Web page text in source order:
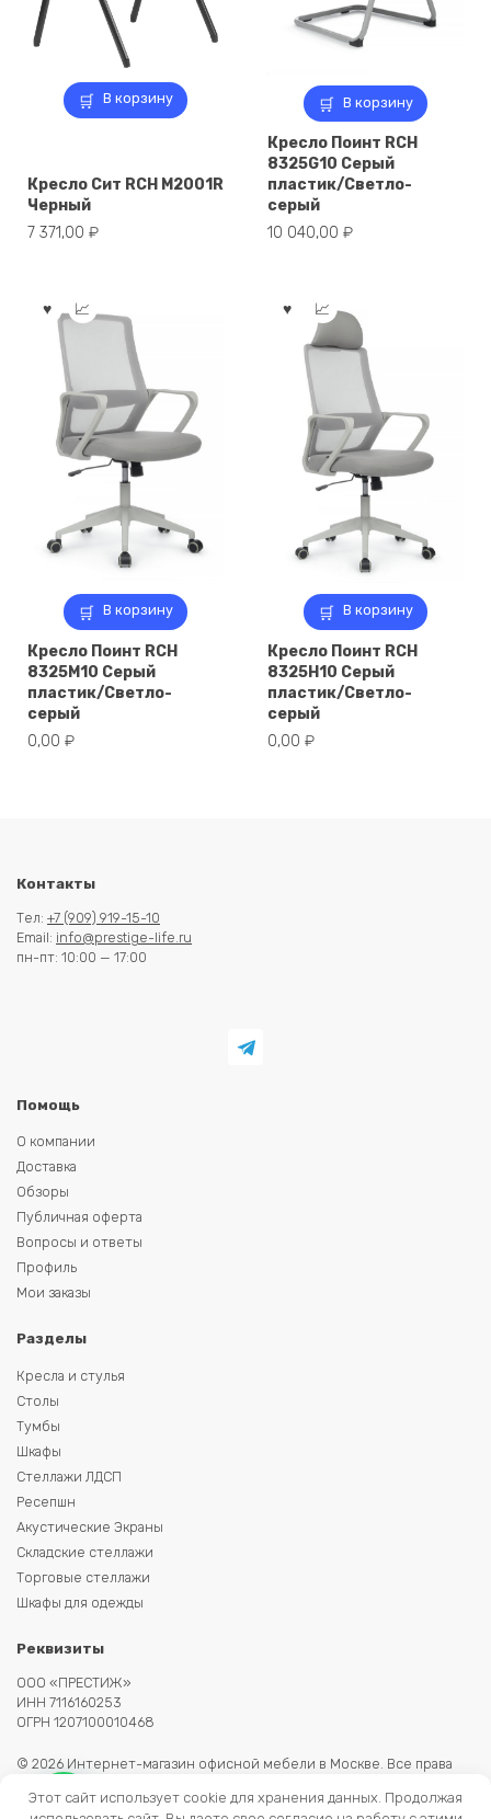
В корзину
Кресло Сит RCH M2001R
Черный
7 371,00 ₽
В корзину
Кресло Поинт RCH
8325G10 Серый
пластик/Светло-
серый
10 040,00 ₽
В корзину
Кресло Поинт RCH
8325M10 Серый
пластик/Светло-
серый
0,00 ₽
В корзину
Кресло Поинт RCH
8325H10 Серый
пластик/Светло-
серый
0,00 ₽
Контакты
Тел: +7 (909) 919-15-10
Email: info@prestige-life.ru
пн-пт: 10:00 — 17:00
Помощь
О компании
Доставка
Обзоры
Публичная оферта
Вопросы и ответы
Профиль
Мои заказы
Разделы
Кресла и стулья
Столы
Тумбы
Шкафы
Стеллажи ЛДСП
Ресепшн
Акустические Экраны
Складские стеллажи
Торговые стеллажи
Шкафы для одежды
Реквизиты
ООО «ПРЕСТИЖ»
ИНН 7116160253
ОГРН 1207100010468
© 2026 Интернет-магазин офисной мебели в Москве. Все права
сайте не является публичной офертой.
Этот сайт использует cookie для хранения данных. Продолжая